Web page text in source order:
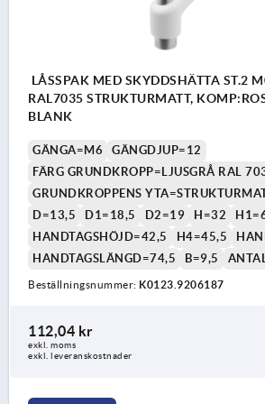
LÅSSPAK MED SKYDDSHÄTTA ST.2
RAL7035 STRUKTURMATT,
BLANK
GÄNGA=M6
GÄNGDJUP=12
FÄRG GRUNDKROPP=LJUSGRÅ RAL
GRUNDKROPPENS
D=13,5
D1=18,5 D2=19 H=32
HANDTAGSHÖJD=42,5
H4=45,5
HANDTAGSLÄNGD=74,5
B=9,5
Beställningsnummer: K0123.9206187
112,04 kr
exkl. moms
exkl. leveranskostnader